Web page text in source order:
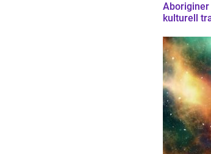
Aboriginer
kulturell